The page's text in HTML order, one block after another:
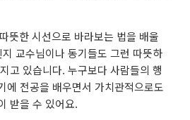
뜻한 시선으로 바라보는 법을 배울
교수님이나 동기들도 그런 따뜻하
고 있습니다. 누구보다 사람들의 행
에 전공을 배우면서 가치관적으로도
받을 수 있어요.